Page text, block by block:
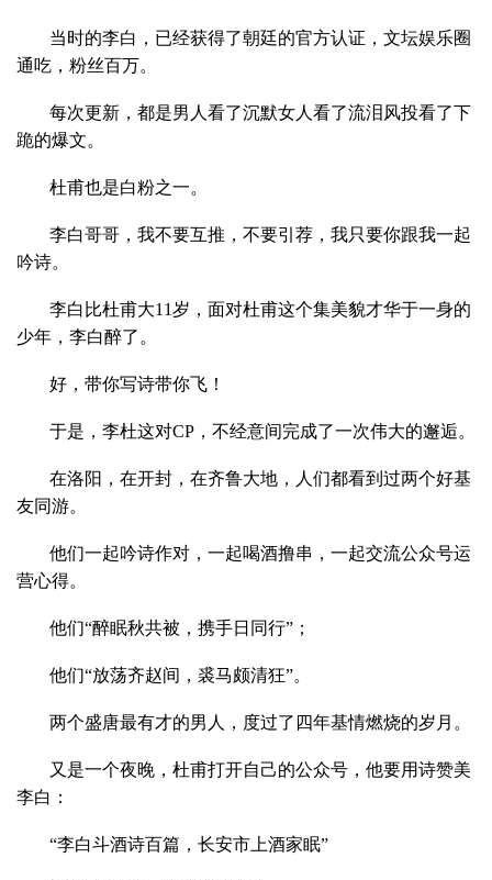
当时的李白，已经获得了朝廷的官方认证，文坛娱乐圈
通吃，粉丝百万。
每次更新，都是男人看了沉默女人看了流泪风投看了下
跪的爆文。
杜甫也是白粉之一。
李白哥哥，我不要互推，不要引荐，我只要你跟我一起
吟诗。
李白比杜甫大11岁，面对杜甫这个集美貌才华于一身的
少年，李白醉了。
好，带你写诗带你飞！
于是，李杜这对CP，不经意间完成了一次伟大的邂逅。
在洛阳，在开封，在齐鲁大地，人们都看到过两个好基
友同游。
他们一起吟诗作对，一起喝酒撸串，一起交流公众号运
营心得。
他们“醉眠秋共被，携手日同行”；
他们“放荡齐赵间，裘马颇清狂”。
两个盛唐最有才的男人，度过了四年基情燃烧的岁月。
又是一个夜晚，杜甫打开自己的公众号，他要用诗赞美
李白：
“李白斗酒诗百篇，长安市上酒家眠”